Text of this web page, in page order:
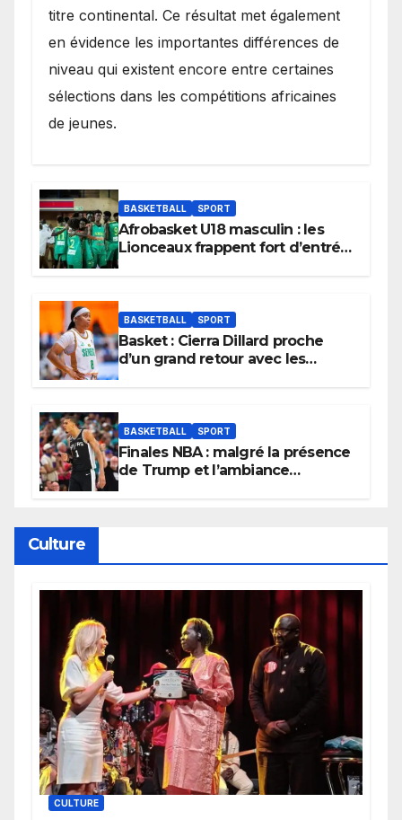
titre continental. Ce résultat met également
en évidence les importantes différences de
niveau qui existent encore entre certaines
sélections dans les compétitions africaines
de jeunes.
BASKETBALL SPORT
Afrobasket U18 masculin : les
Lionceaux frappent fort d’entrée
BASKETBALL SPORT
Basket : Cierra Dillard proche
d’un grand retour avec les
BASKETBALL SPORT
Finales NBA : malgré la présence
de Trump et l’ambiance
Culture
CULTURE